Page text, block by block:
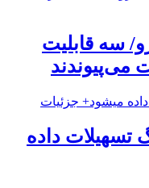
بزرگ در آیفون ۱۸ پرو/ سه قابلیت
می‌پیوندند
تسهیلات داده